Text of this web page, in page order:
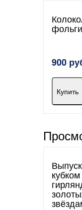
900
Купить